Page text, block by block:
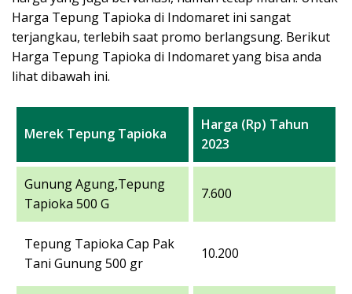
Harga Tepung Tapioka di Indomaret ini sangat
terjangkau, terlebih saat promo berlangsung. Berikut
Harga Tepung Tapioka di Indomaret yang bisa anda
lihat dibawah ini.
Merek Tepung Tapioka
Harga (Rp) Tahun
2023
Gunung Agung,Tepung
Tapioka 500 G
7.600
Tepung Tapioka Cap Pak
Tani Gunung 500 gr
10.200